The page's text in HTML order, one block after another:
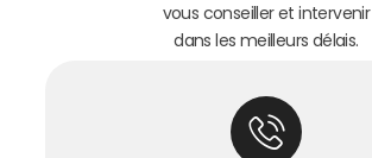
vous conseiller et intervenir
dans les meilleurs délais.